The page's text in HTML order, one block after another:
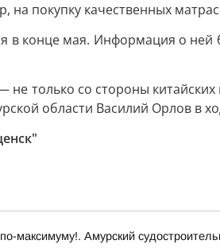
покупку качественных
в конце мая. Информация о
только со стороны
области Василий Орлов в
максимуму!. Амурский